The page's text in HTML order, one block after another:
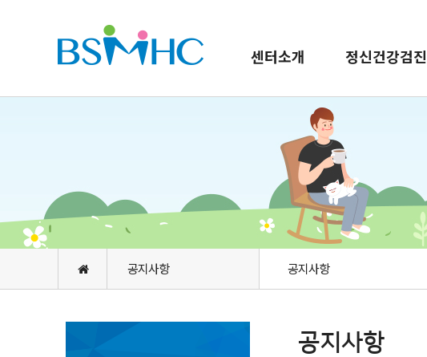
센터소개 정신건강검진
공지사항 공지사항
공지사항